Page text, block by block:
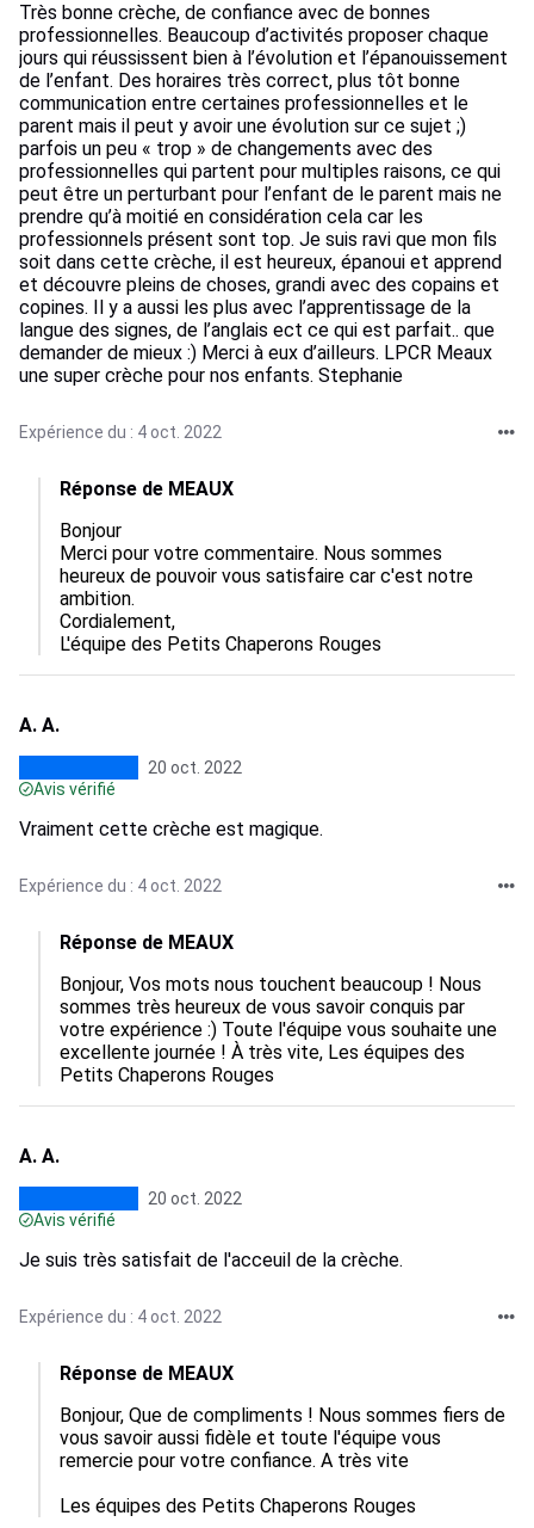
Très bonne crèche, de confiance avec de bonnes
professionnelles. Beaucoup d’activités proposer chaque
jours qui réussissent bien à l’évolution et l’épanouissement
de l’enfant. Des horaires très correct, plus tôt bonne
communication entre certaines professionnelles et le
parent mais il peut y avoir une évolution sur ce sujet ;)
parfois un peu « trop » de changements avec des
professionnelles qui partent pour multiples raisons, ce qui
peut être un perturbant pour l’enfant de le parent mais ne
prendre qu’à moitié en considération cela car les
professionnels présent sont top. Je suis ravi que mon fils
soit dans cette crèche, il est heureux, épanoui et apprend
et découvre pleins de choses, grandi avec des copains et
copines. Il y a aussi les plus avec l’apprentissage de la
langue des signes, de l’anglais ect ce qui est parfait.. que
demander de mieux :) Merci à eux d’ailleurs. LPCR Meaux
une super crèche pour nos enfants. Stephanie
Expérience du : 4 oct. 2022
Réponse de MEAUX
Bonjour
Merci pour votre commentaire. Nous sommes
heureux de pouvoir vous satisfaire car c'est notre
ambition.
Cordialement,
L'équipe des Petits Chaperons Rouges
A. A.
20 oct. 2022
Avis vérifié
Vraiment cette crèche est magique.
Expérience du : 4 oct. 2022
Réponse de MEAUX
Bonjour, Vos mots nous touchent beaucoup ! Nous
sommes très heureux de vous savoir conquis par
votre expérience :) Toute l'équipe vous souhaite une
excellente journée ! À très vite, Les équipes des
Petits Chaperons Rouges
A. A.
20 oct. 2022
Avis vérifié
Je suis très satisfait de l'acceuil de la crèche.
Expérience du : 4 oct. 2022
Réponse de MEAUX
Bonjour, Que de compliments ! Nous sommes fiers de
vous savoir aussi fidèle et toute l'équipe vous
remercie pour votre confiance. A très vite
Les équipes des Petits Chaperons Rouges